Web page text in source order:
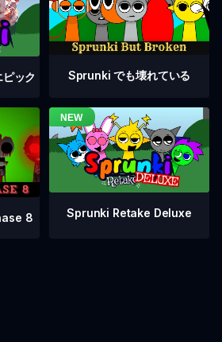
ック Sprunki でも壊れている
8 Sprunki Retake Deluxe